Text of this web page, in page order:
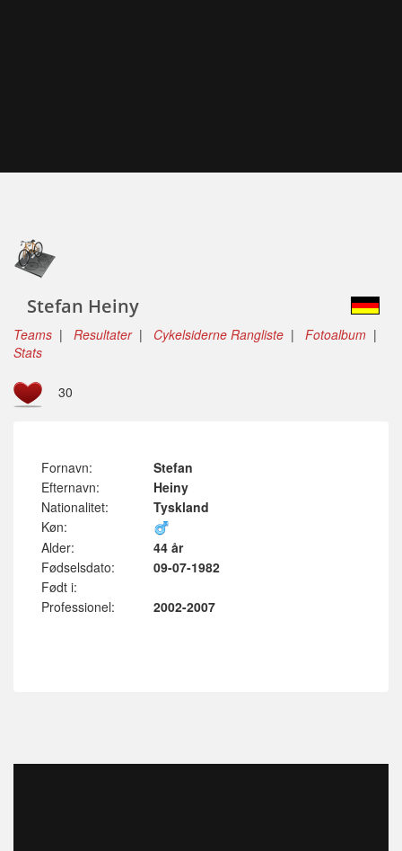
Stefan Heiny
Teams | Resultater| Cykelsiderne Rangliste | Fotoalbum |
Stats
30
Fornavn:
Stefan
Efternavn:
Heiny
Nationalitet:
Tyskland
Køn:
Alder:
44 år
Fødselsdato:
09-07-1982
Født i:
Professionel:
2002-2007